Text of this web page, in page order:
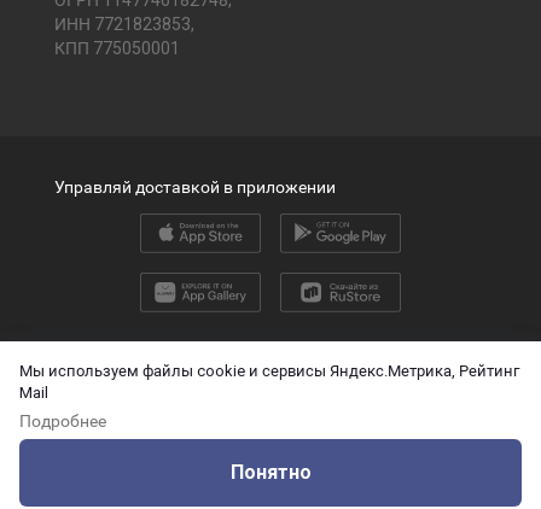
Мы используем файлы cookie и сервисы Яндекс.Метрика, Рейтинг
Mail
Подробнее
Понятно
ИНН 7721823853,
КПП 775050001
2026 © ООО «ПЭК»
О защите персональных данных
Технические данные для ИИ
Управляй доставкой в приложении